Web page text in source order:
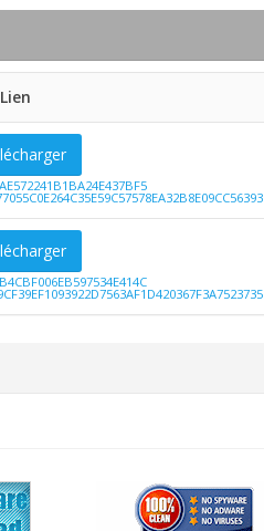
Lien